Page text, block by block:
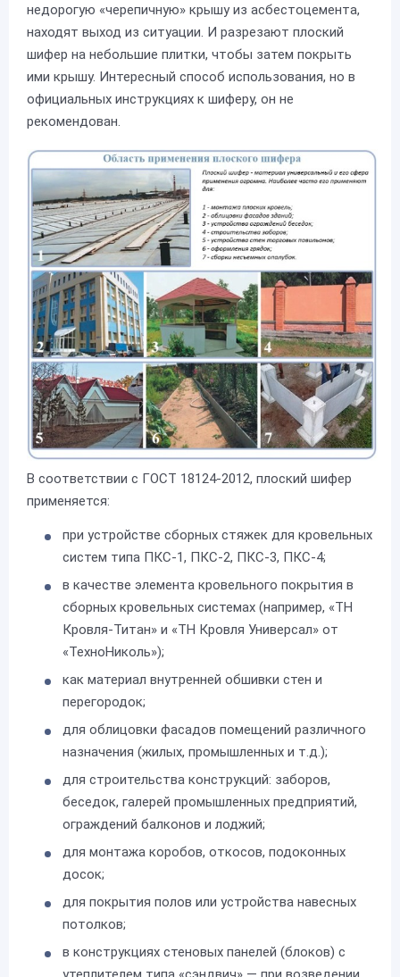
недорогую «черепичную» крышу из асбестоцемента,
находят выход из ситуации. И разрезают плоский
шифер на небольшие плитки, чтобы затем покрыть
ими крышу. Интересный способ использования, но в
официальных инструкциях к шиферу, он не
рекомендован.
В соответствии с ГОСТ 18124-2012, плоский шифер
применяется:
при устройстве сборных стяжек для кровельных
систем типа ПКС-1, ПКС-2, ПКС-3, ПКС-4;
в качестве элемента кровельного покрытия в
сборных кровельных системах (например, «ТН
Кровля-Титан» и «ТН Кровля Универсал» от
«ТехноНиколь»);
как материал внутренней обшивки стен и
перегородок;
для облицовки фасадов помещений различного
назначения (жилых, промышленных и т.д.);
для строительства конструкций: заборов,
беседок, галерей промышленных предприятий,
ограждений балконов и лоджий;
для монтажа коробов, откосов, подоконных
досок;
для покрытия полов или устройства навесных
потолков;
в конструкциях стеновых панелей (блоков) с